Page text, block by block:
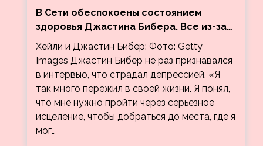
В Сети обеспокоены состоянием
здоровья Джастина Бибера. Все из-за
видео, на котором его успокаивает
Хейли
Хейли и Джастин Бибер: Фото: Getty
Images Джастин Бибер не раз признавался
в интервью, что страдал депрессией. «Я
так много пережил в своей жизни. Я понял,
что мне нужно пройти через серьезное
исцеление, чтобы добраться до места, где я
мог…